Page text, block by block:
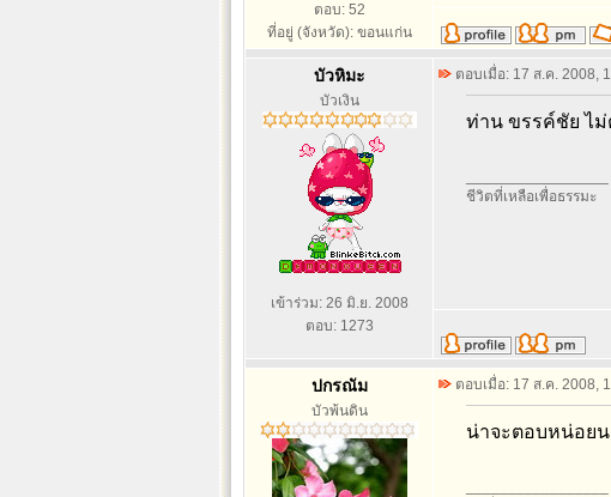
ตอบ: 52
ที่อยู่ (จังหวัด): ขอนแก่น
บัวหิมะ
บัวเงิน
เข้าร่วม: 26 มิ.ย. 2008
ตอบ: 1273
ตอบเมื่อ: 17 ส.ค. 2008,
ท่าน ขรรค์ชัย ไม่
ชีวิตที่เหลือเพื่อธรรมะ
ปกรณัม
บัวพ้นดิน
ตอบเมื่อ: 17 ส.ค. 2008,
น่าจะตอบหน่อยน